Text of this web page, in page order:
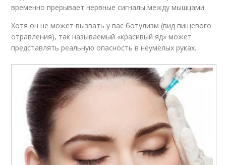
временно прерывает нервные сигналы между мышцами.
Хотя он не может вызвать у вас ботулизм (вид пищевого
отравления), так называемый «красивый яд» может
представлять реальную опасность в неумелых руках.